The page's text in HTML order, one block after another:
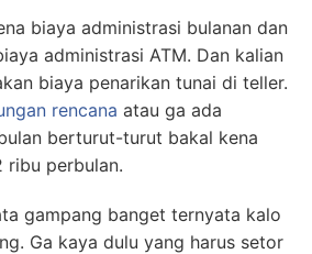
biaya administrasi bulanan dan
administrasi ATM. Dan kalian
biaya penarikan tunai di teller.
rencana atau ga ada
berturut-turut bakal kena
ribu perbulan.
gampang banget ternyata kalo
Ga kaya dulu yang harus setor